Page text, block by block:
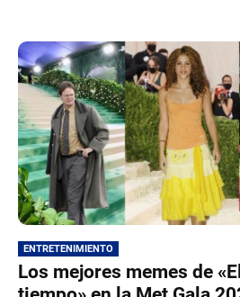
ENTRETENIMIENTO
Los mejores memes de